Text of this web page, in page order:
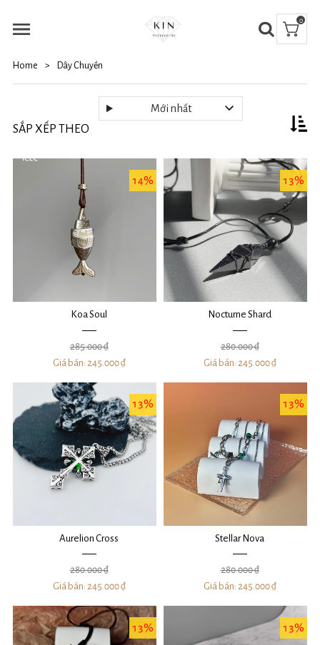
0
Home > Dây Chuyền
SẮP XẾP THEO
Mới nhất
14%
Koa Soul
285.000 ₫
Giá bán: 245.000 ₫
13%
Nocturne Shard
280.000 ₫
Giá bán: 245.000 ₫
13%
Aurelion Cross
280.000 ₫
Giá bán: 245.000 ₫
13%
Stellar Nova
280.000 ₫
Giá bán: 245.000 ₫
13% 13%